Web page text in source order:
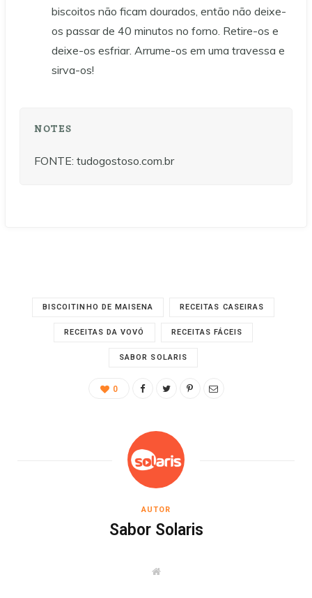
biscoitos não ficam dourados, então não deixe-
os passar de 40 minutos no forno. Retire-os e
deixe-os esfriar. Arrume-os em uma travessa e
sirva-os!
NOTES
FONTE: tudogostoso.com.br
BISCOITINHO DE MAISENA RECEITAS CASEIRAS
RECEITAS DA VOVÓ RECEITAS FÁCEIS
SABOR SOLARIS
0
AUTOR
Sabor Solaris
W